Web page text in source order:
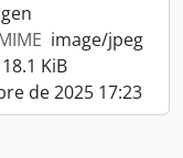
image/jpeg
18.1 KiB
de 2025 17:23